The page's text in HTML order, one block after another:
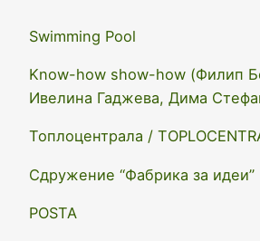
Swimming Pool
Know-how show-how (Филип
Ивелина Гаджева, Дима
Топлоцентрала /
Сдружение “Фабрика за идеи”
POSTA